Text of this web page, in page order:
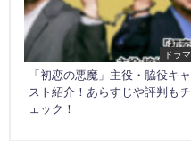
ドラマ
「初恋の悪魔」主役・脇役キャ
スト紹介！あらすじや評判もチ
ェック！